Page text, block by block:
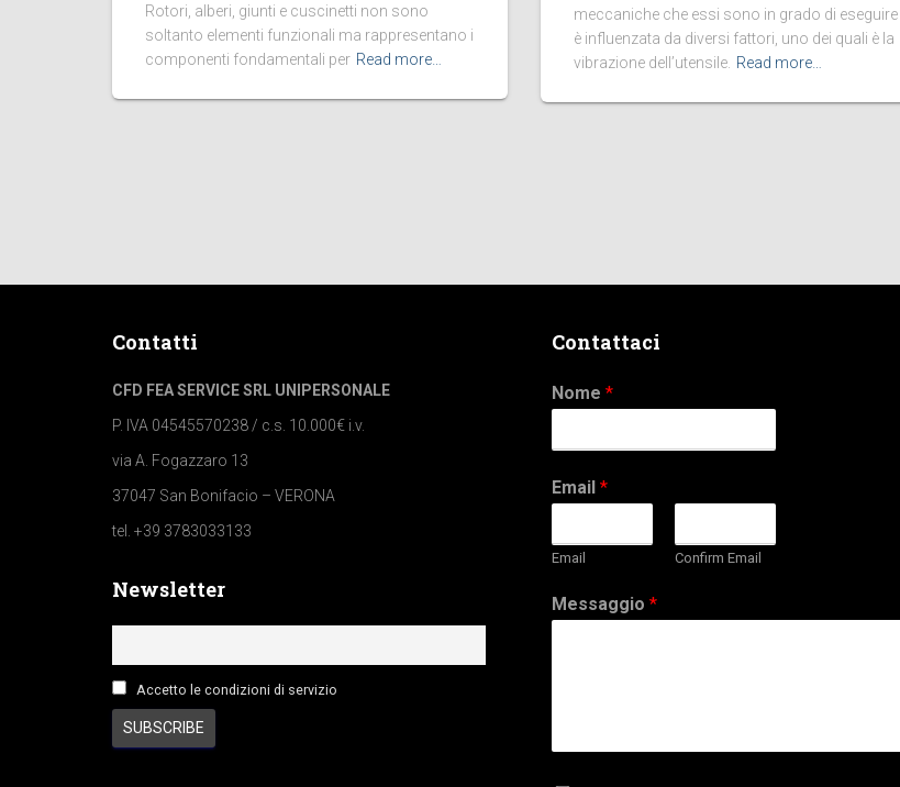
Rotori, alberi, giunti e cuscinetti non sono
soltanto elementi funzionali ma rappresentano i
componenti fondamentali per Read more…
meccaniche che essi sono in grado di eseguire
è influenzata da diversi fattori, uno dei quali è la
vibrazione dell’utensile. Read more…
Contatti
CFD FEA SERVICE SRL UNIPERSONALE
P. IVA 04545570238 / c.s. 10.000€ i.v.
via A. Fogazzaro 13
37047 San Bonifacio – VERONA
tel. +39 3783033133
Newsletter
Accetto le condizioni di servizio
Contattaci
Nome *
Email *
Email Confirm Email
Messaggio *